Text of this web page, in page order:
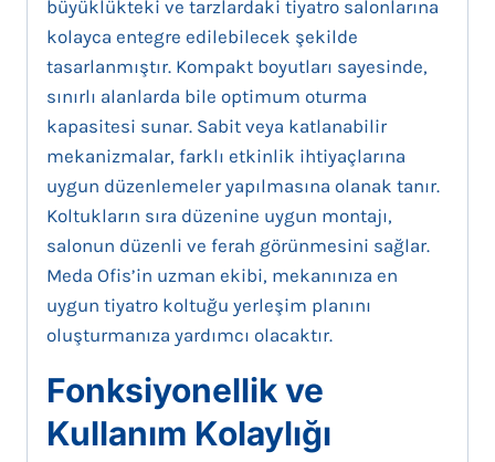
büyüklükteki ve tarzlardaki tiyatro salonlarına
kolayca entegre edilebilecek şekilde
tasarlanmıştır. Kompakt boyutları sayesinde,
sınırlı alanlarda bile optimum oturma
kapasitesi sunar. Sabit veya katlanabilir
mekanizmalar, farklı etkinlik ihtiyaçlarına
uygun düzenlemeler yapılmasına olanak tanır.
Koltukların sıra düzenine uygun montajı,
salonun düzenli ve ferah görünmesini sağlar.
Meda Ofis’in uzman ekibi, mekanınıza en
uygun tiyatro koltuğu yerleşim planını
oluşturmanıza yardımcı olacaktır.
Fonksiyonellik ve
Kullanım Kolaylığı